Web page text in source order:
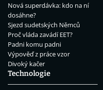
Nová superdávka: kdo na ní
dosáhne?
Sjezd sudetských Němců
Proč vláda zavádí EET?
Padni komu padni
Výpověď z práce vzor
Divoký kačer
Technologie